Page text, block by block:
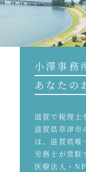
小澤事務
あなたの
滋賀で税理士
滋賀県草津市
は、滋賀県唯
労務士が常駐
医療法人・